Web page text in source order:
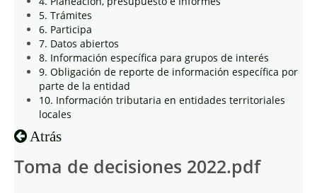
5. Trámites
6. Participa
7. Datos abiertos
8. Información específica para grupos de interés
9. Obligación de reporte de información específica por
parte de la entidad
10. Información tributaria en entidades territoriales
locales
Atrás
Toma de decisiones 2022.pdf